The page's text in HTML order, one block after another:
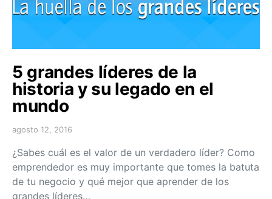
5 grandes líderes de la
historia y su legado en el
mundo
agosto 12, 2016
¿Sabes cuál es el valor de un verdadero líder? Como
emprendedor es muy importante que tomes la batuta
de tu negocio y qué mejor que aprender de los
grandes líderes…